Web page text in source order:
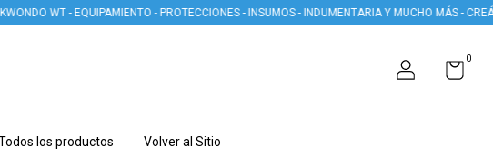
- EQUIPAMIENTO - PROTECCIONES - INSUMOS - INDUMENTARIA Y MUCHO MÁS - CREÁ TU
0
los productos Volver al Sitio